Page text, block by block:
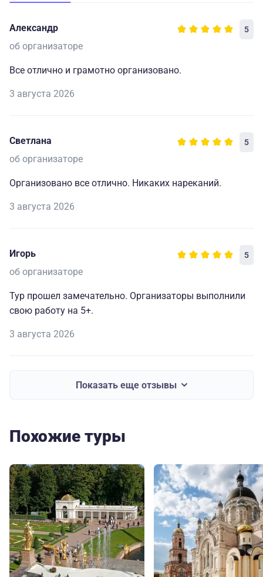
Александр 5
об организаторе
Все отлично и грамотно организовано.
3 августа 2026
Светлана 5
об организаторе
Организовано все отлично. Никаких нареканий.
3 августа 2026
Игорь 5
об организаторе
Тур прошел замечательно. Организаторы выполнили
свою работу на 5+.
3 августа 2026
Показать еще отзывы
Похожие туры